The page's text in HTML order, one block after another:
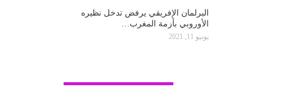
البرلمان الإفريقي يرفض تدخل نظيره
الأوروبي بأزمة المغرب…
يونيو 11, 2021